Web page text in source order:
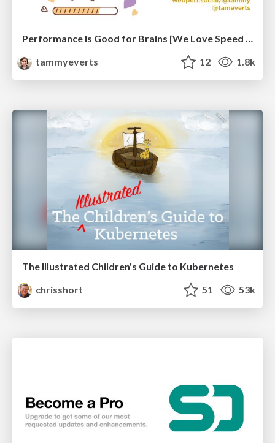
Performance Is Good for Brains [We Love Speed 2024]
tammyeverts
12 1.8k
The Illustrated Children's Guide to Kubernetes
chrisshort
51 53k